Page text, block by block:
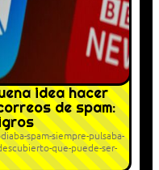
idea hacer
de spam:
spam-siempre-pulsaba-
que-puede-ser-